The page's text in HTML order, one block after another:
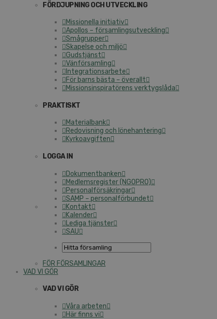
FÖRDJUPNING OCH UTVECKLING
Missionella initiativ
Apollos – församlingsutveckling
Smågrupper
Skapelse och miljö
Gudstjänst
Vänförsamling
Integrationsarbete
För barns bästa – överallt
Missionsinspiratörens verktygslåda
PRAKTISKT
Materialbank
Redovisning och lönehantering
Kyrkoavgiften
LOGGA IN
Dokumentbanken
Medlemsregister (NGOPRO)
Personalförsäkringar
SAMP – personalförbundet
Kontakt
Kalender
Lediga tjänster
SAU
FÖR FÖRSAMLINGAR
VAD VI GÖR
VAD VI GÖR
Våra arbeten
Här finns vi